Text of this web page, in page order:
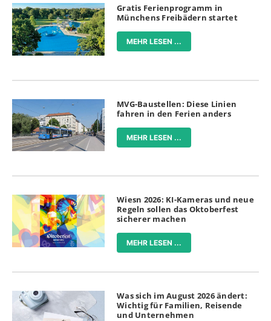
Gratis Ferienprogramm in
Münchens Freibädern startet
MEHR LESEN ...
MVG-Baustellen: Diese Linien
fahren in den Ferien anders
MEHR LESEN ...
Wiesn 2026: KI-Kameras und neue
Regeln sollen das Oktoberfest
sicherer machen
MEHR LESEN ...
Was sich im August 2026 ändert:
Wichtig für Familien, Reisende
und Unternehmen